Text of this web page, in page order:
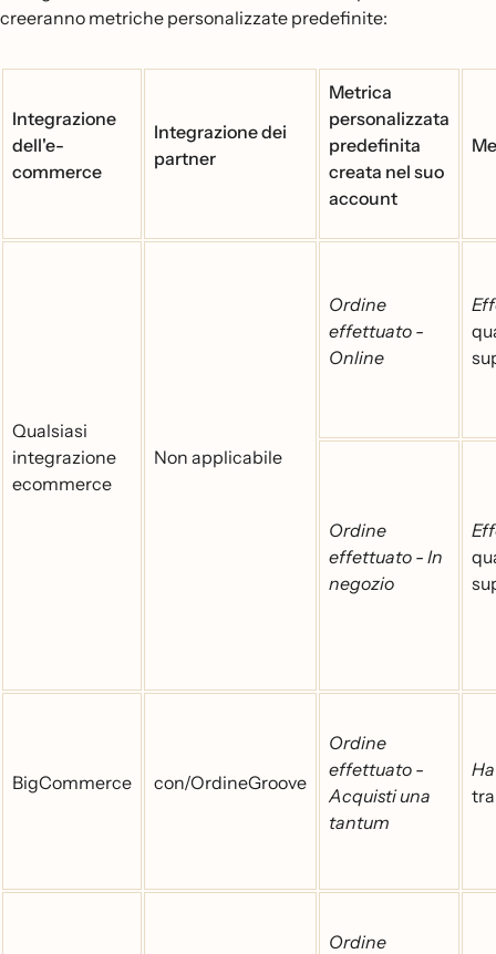
creeranno metriche personalizzate predefinite:
Integrazione
dell'e-
commerce
Integrazione dei
partner
Metrica
personalizzata
predefinita
creata nel suo
account
Qualsiasi
integrazione
ecommerce
Non applicabile
Ordine
effettuato -
Online
Ordine
effettuato - In
negozio
BigCommerce con/OrdineGroove
Ordine
effettuato -
Acquisti una
tantum
Ordine